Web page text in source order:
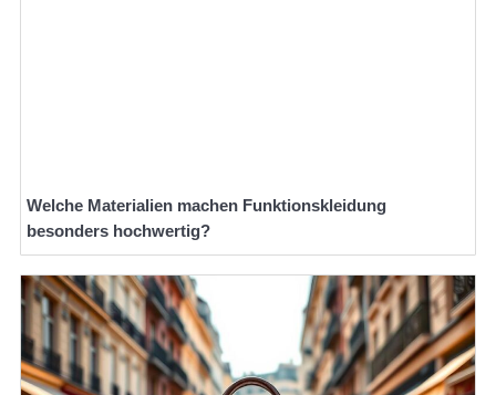
Welche Materialien machen Funktionskleidung
besonders hochwertig?